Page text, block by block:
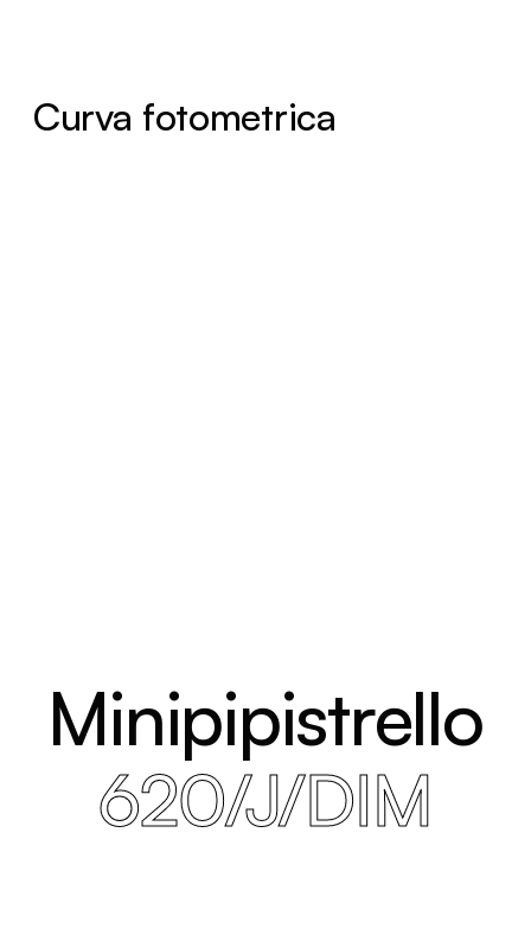
Curva fotometrica
Minipipistrello
620/J/DIM